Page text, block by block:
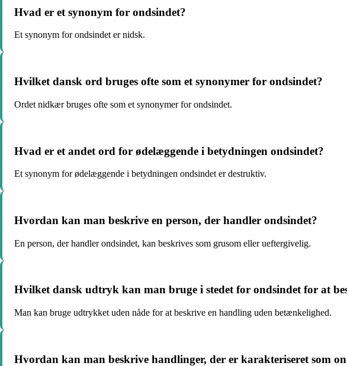
Hvad er et synonym for ondsindet?
Et synonym for ondsindet er nidsk.
Hvilket dansk ord bruges ofte som et synonymer for ondsindet?
Ordet nidkær bruges ofte som et synonymer for ondsindet.
Hvad er et andet ord for ødelæggende i betydningen ondsindet?
Et synonym for ødelæggende i betydningen ondsindet er destruktiv.
Hvordan kan man beskrive en person, der handler ondsindet?
En person, der handler ondsindet, kan beskrives som grusom eller ueftergivelig.
Hvilket dansk udtryk kan man bruge i stedet for ondsindet for at
Man kan bruge udtrykket uden nåde for at beskrive en handling uden betænkelighed.
Hvordan kan man beskrive handlinger, der er karakteriseret som